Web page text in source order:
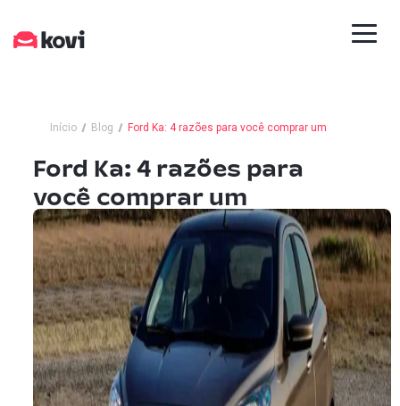
Início Blog Ford Ka: 4 razões para você comprar um
Ford Ka: 4 razões para
você comprar um